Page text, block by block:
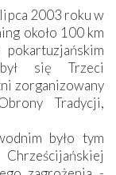
2003 roku w
około 100 km
się Trzeci
zorganizowany
Tradycji,
było tym